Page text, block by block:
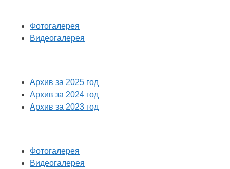
Фотогалерея
Видеогалерея
Архив за 2025 год
Архив за 2024 год
Архив за 2023 год
Фотогалерея
Видеогалерея